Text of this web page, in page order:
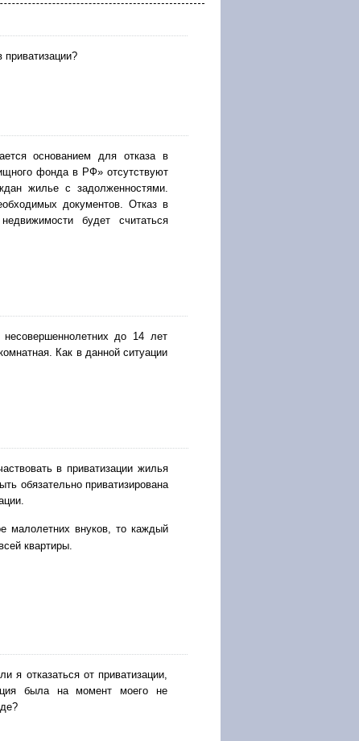
приватизации?
основанием для отказа в
фонда в РФ» отсутствуют
жилье с задолженностями.
документов. Отказ в
будет считаться
до 14 лет
Как в данной ситуации
в приватизации жилья
обязательно приватизирована
малолетних внуков, то каждый
квартиры.
я отказаться от приватизации,
была на момент моего не